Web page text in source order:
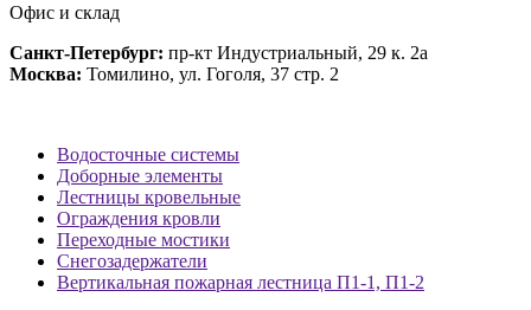
Офис и склад
Санкт-Петербург: пр-кт Индустриальный, 29 к. 2а
Москва: Томилино, ул. Гоголя, 37 стр. 2
Водосточные системы
Доборные элементы
Лестницы кровельные
Ограждения кровли
Переходные мостики
Снегозадержатели
Вертикальная пожарная лестница П1-1, П1-2